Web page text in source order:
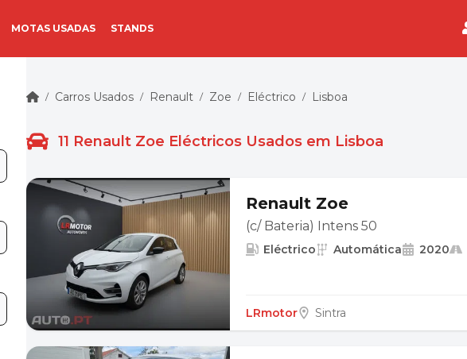
MOTAS USADAS STANDS
/ Carros Usados / Renault / Zoe / Eléctrico / Lisboa
11 Renault Zoe Eléctricos Usados em Lisboa
Renault Zoe
(c/ Bateria) Intens 50
Eléctrico Automática 2020
LRmotor Sintra